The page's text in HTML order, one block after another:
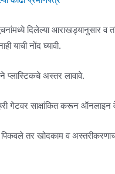
सूचनांमध्ये दिलेल्या आराखड्यानुसार
याची नोंद घ्यावी.
प्लास्टिकचे अस्तर लावावे.
गेटवर साक्षांकित करून
तर खोदकाम व